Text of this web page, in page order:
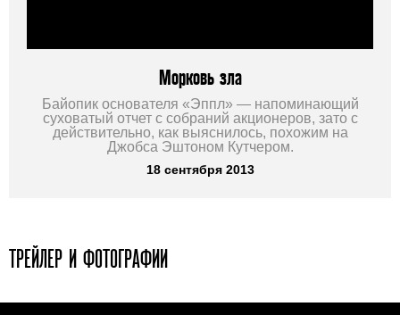
Морковь зла
Байопик основателя «Эппл» — напоминающий
суховатый отчет с собраний акционеров, зато с
действительно, как выяснилось, похожим на
Джобса Эштоном Кутчером.
18 сентября 2013
ТРЕЙЛЕР И ФОТОГРАФИИ